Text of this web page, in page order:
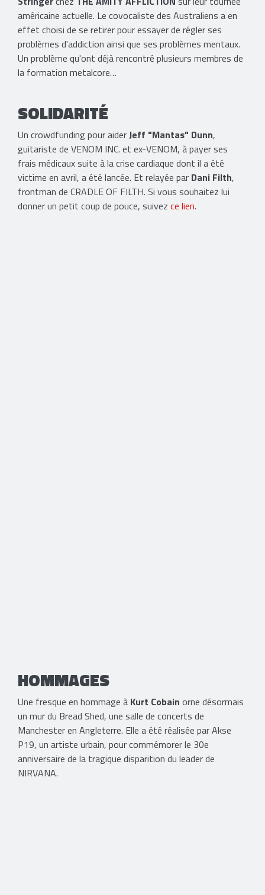
américaine actuelle. Le covocaliste des Australiens a en
effet choisi de se retirer pour essayer de régler ses
problèmes d'addiction ainsi que ses problèmes mentaux.
Un problème qu'ont déjà rencontré plusieurs membres de
la formation metalcore…
SOLIDARITÉ
Un crowdfunding pour aiderJeff "Mantas" Dunn,
guitariste de VENOM INC. et ex-VENOM, à payer ses
frais médicaux suite à la crise cardiaque dont il a été
victime en avril, a été lancée. Et relayée par Dani Filth,
frontman de CRADLE OF FILTH. Si vous souhaitez lui
donner un petit coup de pouce, suivez ce lien.
HOMMAGES
Une fresque en hommage à Kurt Cobain orne désormais
un mur du Bread Shed, une salle de concerts de
Manchester en Angleterre. Elle a été réalisée par Akse
P19, un artiste urbain, pour commémorer le 30e
anniversaire de la tragique disparition du leader de
NIRVANA.